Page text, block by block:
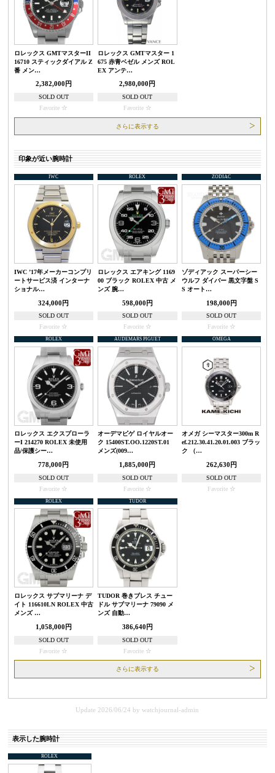
ロレックス GMTマスターII
16710 スティックダイアル Z
番 メン…
2,382,000円
SOLD OUT
Favorite
ロレックス GMTマスター 1
675 赤青ベゼル メンズ ROL
EX アンテ…
2,980,000円
SOLD OUT
Favorite
さらに表示する
印象が近い腕時計
IWC
IWC ’17年メーカーコンプリ
ートサービス済 インターナ
ショナル…
324,000円
SOLD OUT
Favorite
ROLEX
ロレックス エアキング 1169
00 ブラック ROLEX 中古 メ
ンズ 腕…
598,000円
SOLD OUT
Favorite
ZODIAC
ゾディアック スーパーシー
ウルフ ダイバー 黒文字盤 S
S オート…
198,000円
SOLD OUT
Favorite
ROLEX
ロレックス エクスプローラ
ーI 214270 ROLEX 未使用
品/保護シー…
778,000円
SOLD OUT
Favorite
AUDEMARS PIGUET
オーデマピゲ ロイヤルオー
ク 15400ST.OO.1220ST.01
メンズ(009…
1,885,000円
SOLD OUT
Favorite
OMEGA
オメガ シーマスター300m R
ef.212.30.41.20.01.003 ブラッ
ク （…
262,630円
SOLD OUT
Favorite
ROLEX
ロレックス サブマリーナ デ
イト 116610LN ROLEX 中古
メンズ …
1,058,000円
SOLD OUT
Favorite
TUDOR
TUDOR 巻きブレス チュー
ドル サブマリーナ 79090 メ
ンズ 自動…
386,640円
SOLD OUT
Favorite
さらに表示する
Update 2026/06/24 bywatchjournal-admin
表示した腕時計
ROLEX